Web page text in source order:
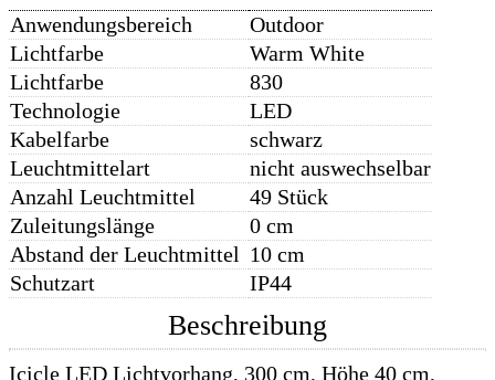
Anwendungsbereich
Outdoor
Lichtfarbe
Warm White
Lichtfarbe
830
Technologie
LED
Kabelfarbe
schwarz
Leuchtmittelart
nicht auswechselbar
Anzahl Leuchtmittel
49 Stück
Zuleitungslänge
0 cm
Abstand der Leuchtmittel 10 cm
Schutzart
IP44
Beschreibung
Icicle LED Lichtvorhang, 300 cm, Höhe 40 cm,